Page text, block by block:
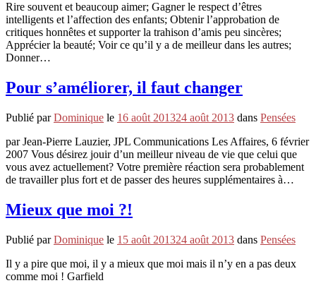
Rire souvent et beaucoup aimer; Gagner le respect d’êtres
intelligents et l’affection des enfants; Obtenir l’approbation de
critiques honnêtes et supporter la trahison d’amis peu sincères;
Apprécier la beauté; Voir ce qu’il y a de meilleur dans les autres;
Donner…
Pour s’améliorer, il faut changer
Publié parDominique le 16 août 201324 août 2013 dans Pensées
par Jean-Pierre Lauzier, JPL Communications Les Affaires, 6 février
2007 Vous désirez jouir d’un meilleur niveau de vie que celui que
vous avez actuellement? Votre première réaction sera probablement
de travailler plus fort et de passer des heures supplémentaires à…
Mieux que moi ?!
Publié parDominique le 15 août 201324 août 2013 dans Pensées
Il y a pire que moi, il y a mieux que moi mais il n’y en a pas deux
comme moi ! Garfield